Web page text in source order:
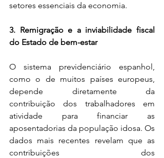
setores essenciais da economia.
3. Remigração e a inviabilidade fiscal
do Estado de bem-estar
O sistema previdenciário espanhol,
como o de muitos países europeus,
depende diretamente da
contribuição dos trabalhadores em
atividade para financiar as
aposentadorias da população idosa. Os
dados mais recentes revelam que as
contribuições dos